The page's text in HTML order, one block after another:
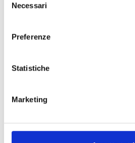
delNecessari
Preferenze
Statistiche
Marketing